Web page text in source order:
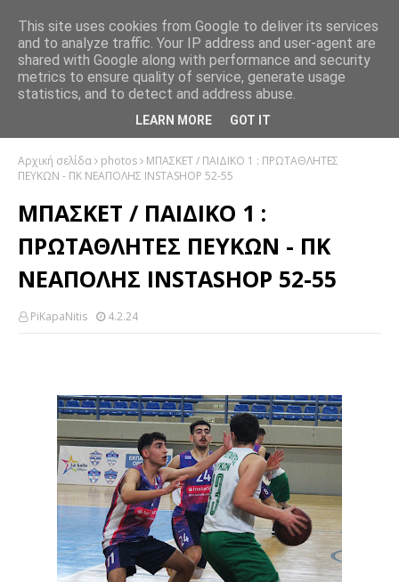
Αρχική σελίδα photos
ΜΠΑΣΚΕΤ / ΠΑΙΔΙΚΟ 1 : ΠΡΩΤΑΘΛΗΤΕΣ
ΠΕΥΚΩΝ - ΠΚ ΝΕΑΠΟΛΗΣ INSTASHOP 52-55
ΜΠΑΣΚΕΤ / ΠΑΙΔΙΚΟ 1 :
ΠΡΩΤΑΘΛΗΤΕΣ ΠΕΥΚΩΝ - ΠΚ
ΝΕΑΠΟΛΗΣ INSTASHOP 52-55
PiKapaNitis 4.2.24
This site uses cookies from Google to deliver its services
and to analyze traffic. Your IP address and user-agent are
shared with Google along with performance and security
metrics to ensure quality of service, generate usage
statistics, and to detect and address abuse.
LEARN MORE GOT IT